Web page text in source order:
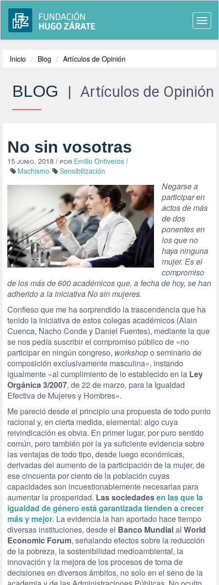
Inicio Blog Artículos de Opinión
BLOG | Artículos de Opinión
No sin vosotras
15 junio, 2018 / por Emilio Ontiveros /
Machismo
Sensibilización
Negarse a
participar en
actos de más
de dos
ponentes en
los que no
haya ninguna
mujer. Es el
compromiso
de los más de 600 académicos que, a fecha de hoy, se han
adherido a la iniciativa No sin mujeres.
Confieso que me ha sorprendido la trascendencia que ha
tenido la iniciativa de estos colegas académicos (Alain
Cuenca, Nacho Conde y Daniel Fuentes), mediante la que
se nos pedía suscribir el compromiso público de «no
participar en ningún congreso, workshopo seminario de
composición exclusivamente masculina», instando
igualmente «al cumplimiento de lo establecido en la Ley
Orgánica 3/2007, de 22 de marzo, para la Igualdad
Efectiva de Mujeres y Hombres».
Me pareció desde el principio una propuesta de todo punto
racional y, en cierta medida, elemental: algo cuya
reivindicación es obvia. En primer lugar, por puro sentido
común, pero también por la ya suficiente evidencia sobre
las ventajas de todo tipo, desde luego económicas,
derivadas del aumento de la participación de la mujer, de
ese cincuenta por ciento de la población cuyas
capacidades son incuestionablemente necesarias para
aumentar la prosperidad. Las sociedadesen las que la
igualdad de género está garantizada tienden a crecer
más y mejor. La evidencia la han aportado hace tiempo
diversas instituciones, desde el Banco Mundialal World
Economic Forum, señalando efectos sobre la reducción
de la pobreza, la sostenibilidad medioambiental, la
innovación y la mejora de los procesos de toma de
decisiones en diversos ámbitos, no solo en el seno de la